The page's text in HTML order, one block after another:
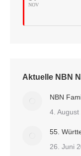
NOV
Aktuelle NBN
NBN
4. August
55.
26. Juni